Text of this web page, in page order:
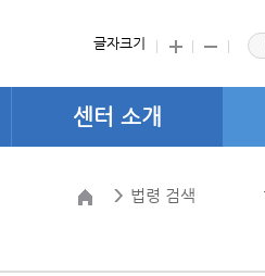
글자크기
센터 소개
법령 검색